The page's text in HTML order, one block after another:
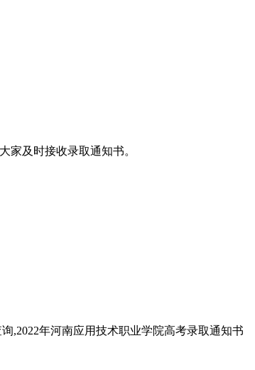
家及时接收录取通知书。
,2022年河南应用技术职业学院高考录取通知书